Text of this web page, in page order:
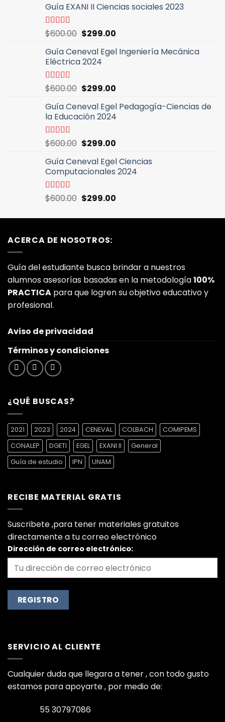
Guía EXANI II Ciencias sociales 2023
Valorado
con
5
$600.00 El
original
era:
$299.00El
actual
Guía Ceneval Egel Ingeniería Mecánica
Eléctrica 2024
Valorado
con
5
$600.00 El
original
era:
$299.00El
actual
es:
Guía Ceneval Egel Pedagogía-Ciencias de
la Educación 2024
Valorado
con
5
$600.00 El
original
era:
$299.00El
actual
es:
Guía Ceneval Egel Ciencias
Computacionales 2024
Valorado
con
$600.00 El
original
$600.00.
$299.00El
actual
ACERCA DE NOSOTROS:
Guía del estudiante busca brindar a nuestros
alumnos asesorías basadas en la metodología100%
PRACTICA para que logren su objetivo educativo y
profesional.
Aviso de privacidad
Términos y condiciones
¿QUÉ BUSCAS?
2021 2023 2024 CENEVAL COLBACH
COMIPEMS
CONALEP
DGETI EGEL EXANI II
General
Guía de estudio
IPN UNAM
RECIBE MATERIAL GRATIS
Suscribete ,para tener materiales gratuitos
directamente a tu correo electrónico
Dirección de correo electrónico:
SERVICIO AL CLIENTE
Cualquier duda que llegara a tener , con todo gusto
estamos para apoyarte , por medio de:
55 30797086